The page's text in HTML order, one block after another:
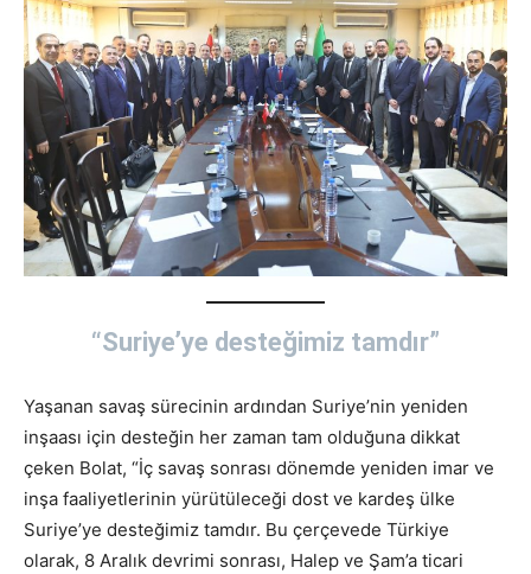
“Suriye’ye desteğimiz tamdır”
Yaşanan savaş sürecinin ardından Suriye’nin yeniden
inşaası için desteğin her zaman tam olduğuna dikkat
çeken Bolat, “İç savaş sonrası dönemde yeniden imar ve
inşa faaliyetlerinin yürütüleceği dost ve kardeş ülke
Suriye’ye desteğimiz tamdır. Bu çerçevede Türkiye
olarak, 8 Aralık devrimi sonrası, Halep ve Şam’a ticari